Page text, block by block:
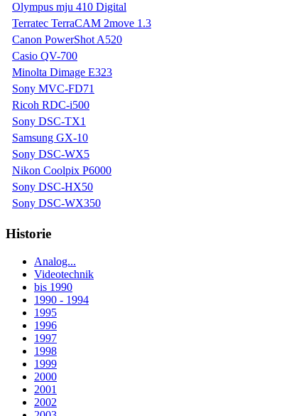
Olympus mju 410 Digital
Terratec TerraCAM 2move 1.3
Canon PowerShot A520
Casio QV-700
Minolta Dimage E323
Sony MVC-FD71
Ricoh RDC-i500
Sony DSC-TX1
Samsung GX-10
Sony DSC-WX5
Nikon Coolpix P6000
Sony DSC-HX50
Sony DSC-WX350
Historie
Analog...
Videotechnik
bis 1990
1990 - 1994
1995
1996
1997
1998
1999
2000
2001
2002